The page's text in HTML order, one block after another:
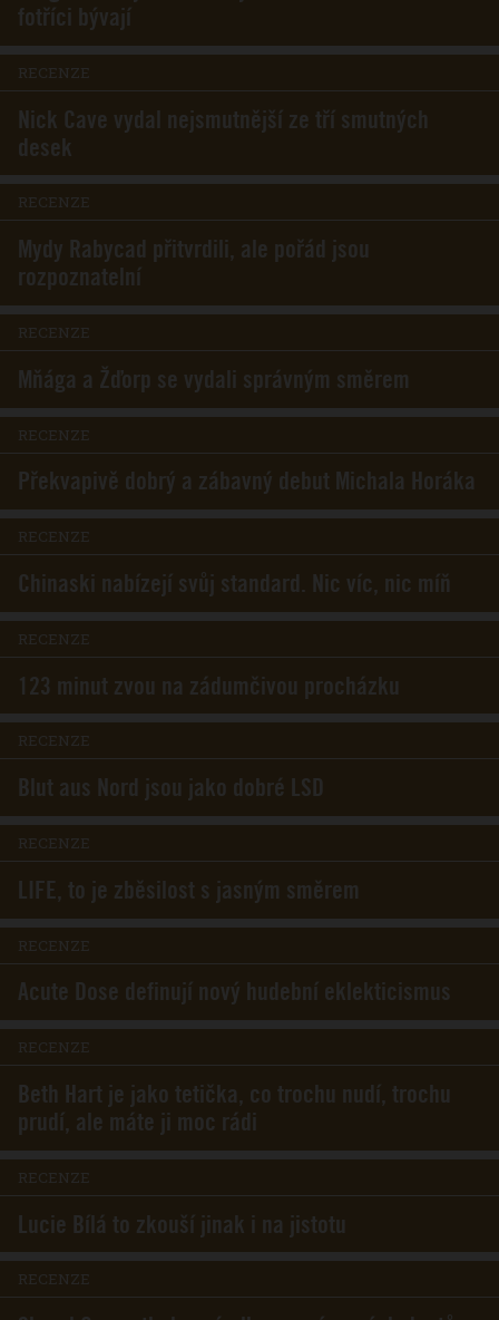
fotříci bývají
RECENZE
Nick Cave vydal nejsmutnější ze tří smutných
desek
RECENZE
Mydy Rabycad přitvrdili, ale pořád jsou
rozpoznatelní
RECENZE
Mňága a Žďorp se vydali správným směrem
RECENZE
Překvapivě dobrý a zábavný debut Michala Horáka
RECENZE
Chinaski nabízejí svůj standard. Nic víc, nic míň
RECENZE
123 minut zvou na zádumčivou procházku
RECENZE
Blut aus Nord jsou jako dobré LSD
RECENZE
LIFE, to je zběsilost s jasným směrem
RECENZE
Acute Dose definují nový hudební eklekticismus
RECENZE
Beth Hart je jako tetička, co trochu nudí, trochu
prudí, ale máte ji moc rádi
RECENZE
Lucie Bílá to zkouší jinak i na jistotu
RECENZE